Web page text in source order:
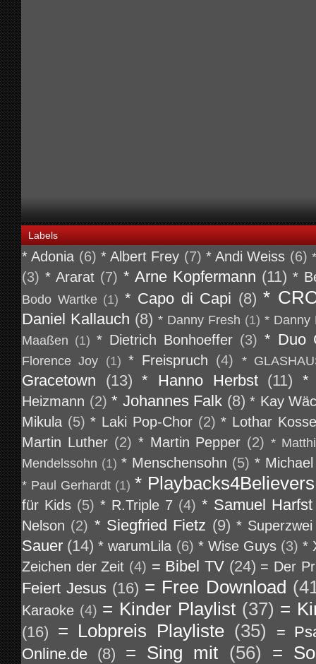
Labels
* Adonia (6) * Albert Frey (7) * Andi Weiss (6)
(3) * Ararat (7) * Arne Kopfermann (11) *
Bodo Wartke (1) * Capo di Capi (8) *
Daniel Kallauch (8) * Danny Fresh (1) * Danny
Maaßen (1) * Dietrich Bonhoeffer (3) * Duo
Florence Joy (1) * Freispruch (4) *
Gracetown (13) * Hanno Herbst (11) *
Heizmann (2) * Johannes Falk (8) * Kay
Mikula (5) * Laki Pop-Chor (2) * Lothar Kosse
Martin Luther (2) * Martin Pepper (2) *
Mendelssohn (1) * Menschensohn (5) *
* Paul Gerhardt (1) * Playbacks4Believers
für Kids (5) * R.Triple 7 (4) * Samuel Harfst
Nelson (2) * Siegfried Fietz (9) * Superzwei
Sauer (14) * warumLila (6) * Wise Guys (3) *
Zeichen der Zeit (4) = Bibel TV (24) = Der
Feiert Jesus (16) = Free Download
Karaoke (4) = Kinder Playlist (37) =
(16) = Lobpreis Playliste (35)
=
Online.de (8) = Sing mit (56) =